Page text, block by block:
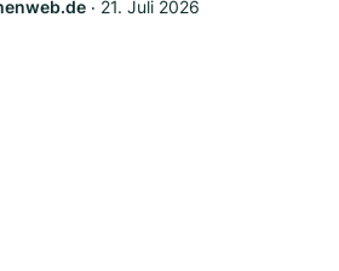
‧ 21. Juli 2026